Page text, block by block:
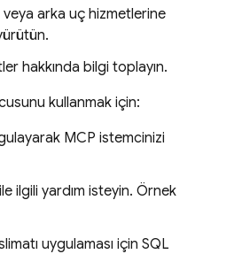
arka uç hizmetlerine
hakkında bilgi toplayın.
kullanmak için:
MCP istemcinizi
ile ilgili yardım isteyin. Örnek
uygulaması için SQL